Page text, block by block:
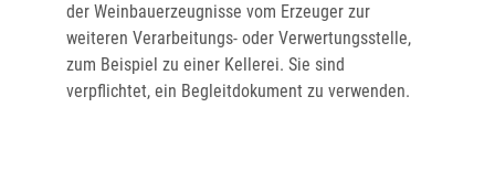
der Weinbauerzeugnisse vom Erzeuger zur
weiteren Verarbeitungs- oder Verwertungsstelle,
zum Beispiel zu einer Kellerei. Sie sind
verpflichtet, ein Begleitdokument zu verwenden.